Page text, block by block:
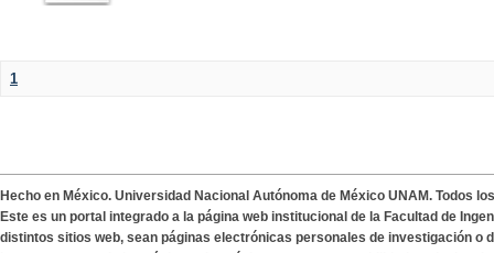
1
Hecho en México. Universidad Nacional Autónoma de México UNAM. Todos
Este es un portal integrado a la página web institucional de la Facultad de
distintos sitios web, sean páginas electrónicas personales de investigación o